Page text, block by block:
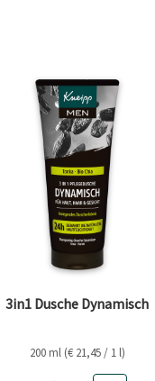
3in1 Dusche Dynamisch
200 ml (€ 21,45 / 1 l)